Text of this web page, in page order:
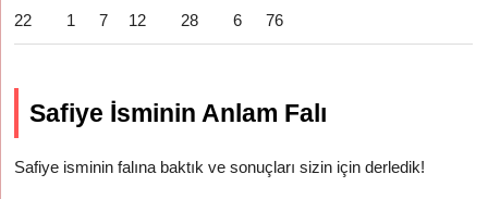
22 1 7 12 28 6 76
Safiye İsminin Anlam Falı
Safiye isminin falına baktık ve sonuçları sizin için derledik!